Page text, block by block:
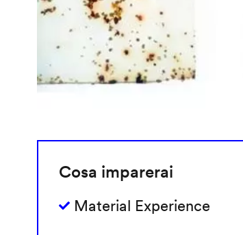
Cosa imparerai
Material Experience